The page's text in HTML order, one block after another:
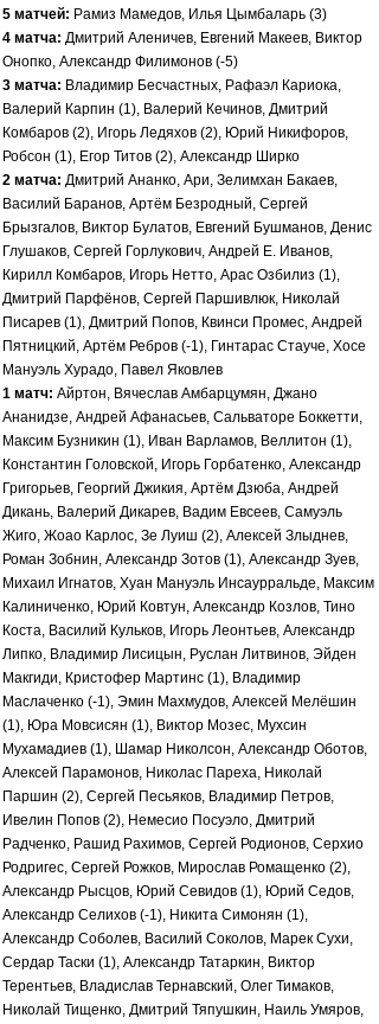
5 матчей: Рамиз Мамедов, Илья Цымбаларь (3)
4 матча: Дмитрий Аленичев, Евгений Макеев, Виктор
Онопко, Александр Филимонов (-5)
3 матча: Владимир Бесчастных, Рафаэл Кариока,
Валерий Карпин (1), Валерий Кечинов, Дмитрий
Комбаров (2), Игорь Ледяхов (2), Юрий Никифоров,
Робсон (1), Егор Титов (2), Александр Ширко
2 матча: Дмитрий Ананко, Ари, Зелимхан Бакаев,
Василий Баранов, Артём Безродный, Сергей
Брызгалов, Виктор Булатов, Евгений Бушманов, Денис
Глушаков, Сергей Горлукович, Андрей Е. Иванов,
Кирилл Комбаров, Игорь Нетто, Арас Озбилиз (1),
Дмитрий Парфёнов, Сергей Паршивлюк, Николай
Писарев (1), Дмитрий Попов, Квинси Промес, Андрей
Пятницкий, Артём Ребров (-1), Гинтарас Стауче, Хосе
Мануэль Хурадо, Павел Яковлев
1 матч: Айртон, Вячеслав Амбарцумян, Джано
Ананидзе, Андрей Афанасьев, Сальваторе Боккетти,
Максим Бузникин (1), Иван Варламов, Веллитон (1),
Константин Головской, Игорь Горбатенко, Александр
Григорьев, Георгий Джикия, Артём Дзюба, Андрей
Дикань, Валерий Дикарев, Вадим Евсеев, Самуэль
Жиго, Жоао Карлос, Зе Луиш (2), Алексей Злыднев,
Роман Зобнин, Александр Зотов (1), Александр Зуев,
Михаил Игнатов, Хуан Мануэль Инсаурральде, Максим
Калиниченко, Юрий Ковтун, Александр Козлов, Тино
Коста, Василий Кульков, Игорь Леонтьев, Александр
Липко, Владимир Лисицын, Руслан Литвинов, Эйден
Макгиди, Кристофер Мартинс (1), Владимир
Маслаченко (-1), Эмин Махмудов, Алексей Мелёшин
(1), Юра Мовсисян (1), Виктор Мозес, Мухсин
Мухамадиев (1), Шамар Николсон, Александр Оботов,
Алексей Парамонов, Николас Пареха, Николай
Паршин (2), Сергей Песьяков, Владимир Петров,
Ивелин Попов (2), Немесио Посуэло, Дмитрий
Радченко, Рашид Рахимов, Сергей Родионов, Серхио
Родригес, Сергей Рожков, Мирослав Ромащенко (2),
Александр Рысцов, Юрий Севидов (1), Юрий Седов,
Александр Селихов (-1), Никита Симонян (1),
Александр Соболев, Василий Соколов, Марек Сухи,
Сердар Таски (1), Александр Татаркин, Виктор
Терентьев, Владислав Тернавский, Олег Тимаков,
Николай Тищенко, Дмитрий Тяпушкин, Наиль Умяров,